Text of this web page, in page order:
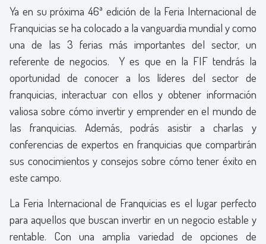
Ya en su próxima 46ª edición de la Feria Internacional de
Franquicias se ha colocado a la vanguardia mundial y como
una de las 3 ferias más importantes del sector, un
referente de negocios. Y es que en la FIF tendrás la
oportunidad de conocer a los líderes del sector de
franquicias, interactuar con ellos y obtener información
valiosa sobre cómo invertir y emprender en el mundo de
las franquicias. Además, podrás asistir a charlas y
conferencias de expertos en franquicias que compartirán
sus conocimientos y consejos sobre cómo tener éxito en
este campo.
La Feria Internacional de Franquicias es el lugar perfecto
para aquellos que buscan invertir en un negocio estable y
rentable. Con una amplia variedad de opciones de